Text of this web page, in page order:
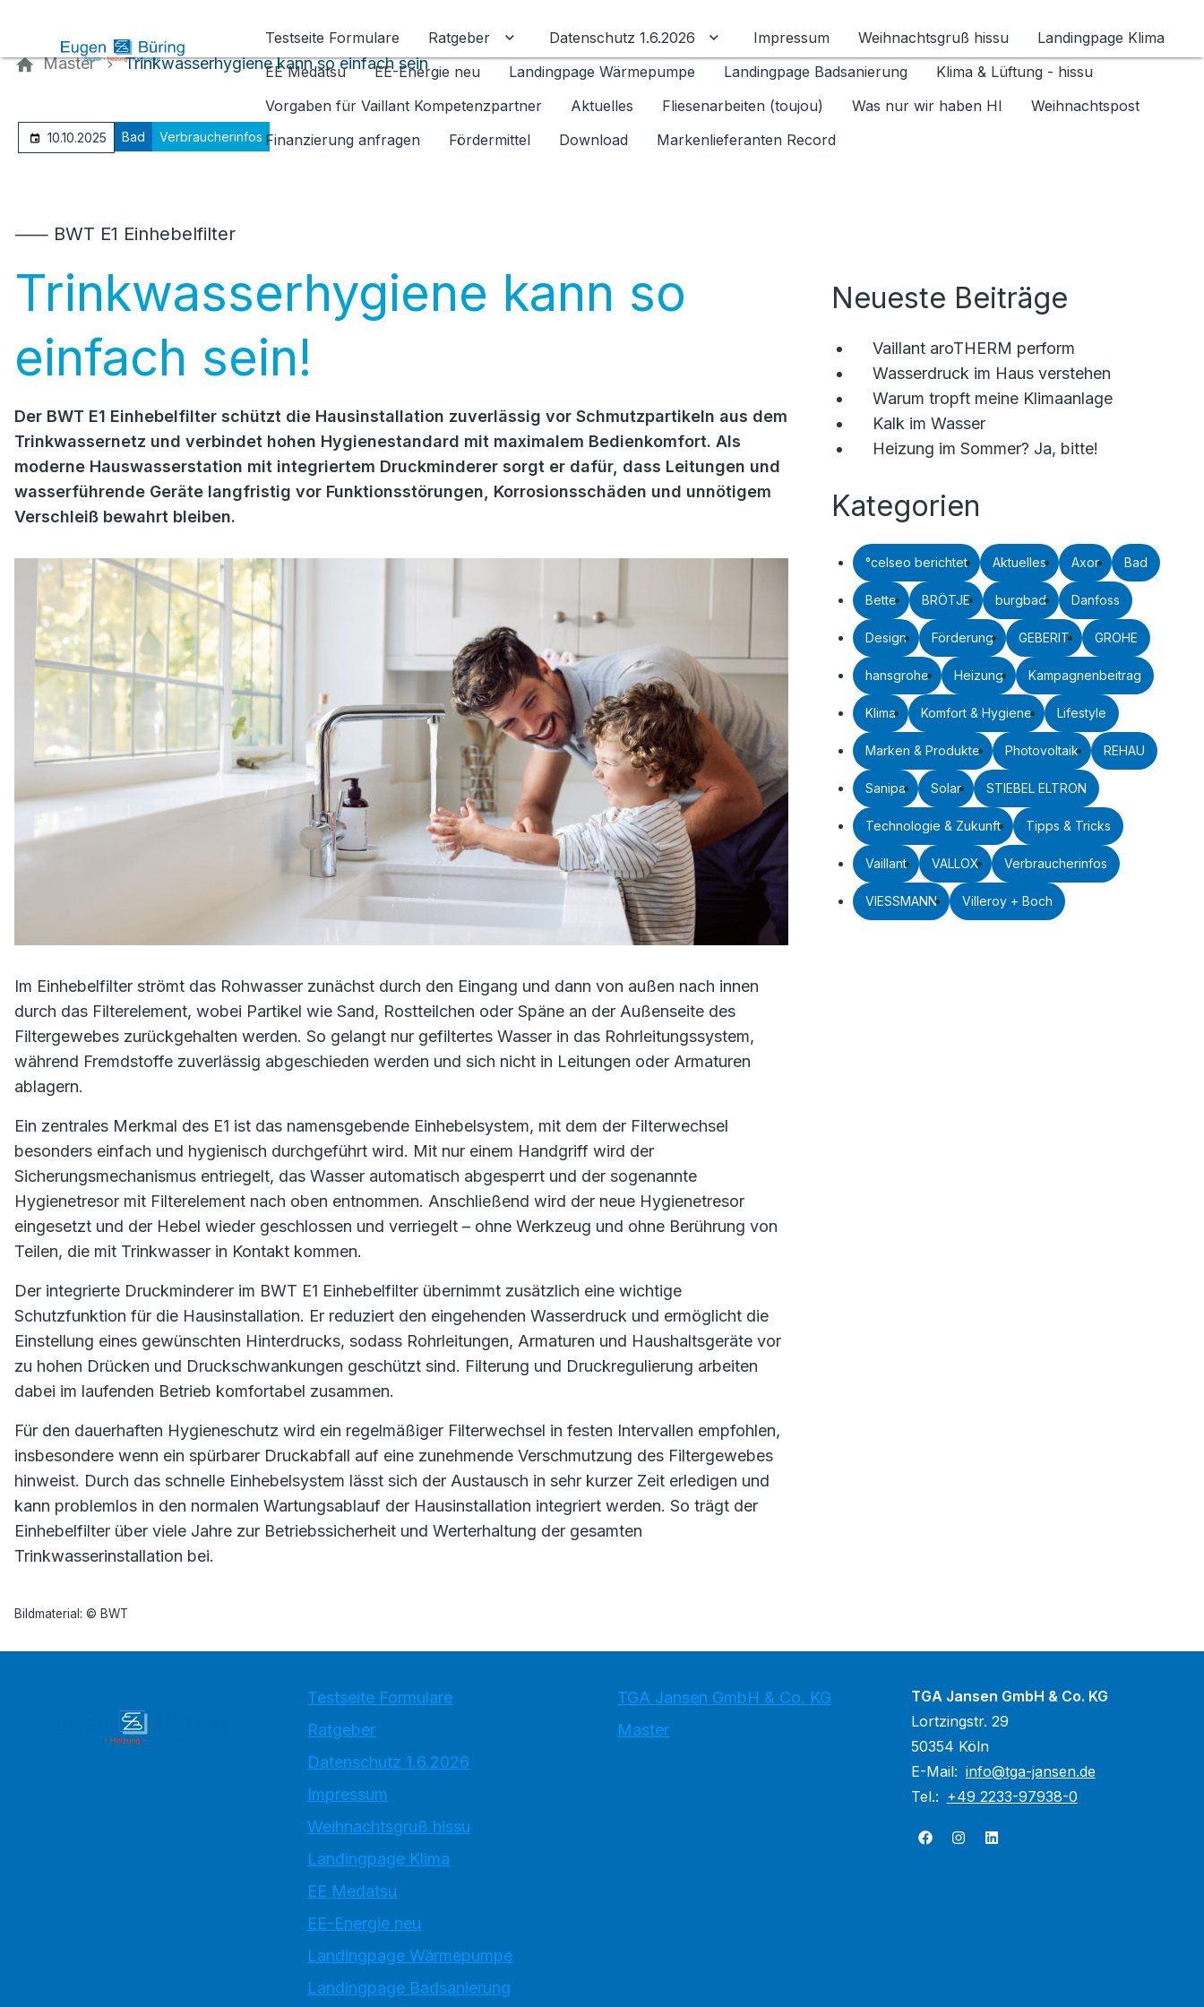
Testseite Formulare
Ratgeber Untermenü für Ratgeber umschalten
Datenschutz 1.6.2026 Untermenü für Datenschutz 1.6.2026 umschalten
Impressum Weihnachtsgruß hissu
Landingpage Klima
EE Medatsu
EE-Energie neu Landingpage Wärmepumpe Landingpage Badsanierung
Klima & Lüftung - hissu
Vorgaben für Vaillant Kompetenzpartner
Aktuelles Fliesenarbeiten (toujou) Was nur wir haben HI
Weihnachtspost
Finanzierung anfragen
Fördermittel Download Markenlieferanten Record
Master Trinkwasserhygiene kann so einfach sein
10.10.2025 Bad Verbraucherinfos
⸺ BWT E1 Einhebelfilter
Trinkwasserhygiene kann so
einfach sein!
Der BWT E1 Einhebelfilter schützt die Hausinstallation zuverlässig vor Schmutzpartikeln aus dem
Trinkwassernetz und verbindet hohen Hygienestandard mit maximalem Bedienkomfort. Als
moderne Hauswasserstation mit integriertem Druckminderer sorgt er dafür, dass Leitungen und
wasserführende Geräte langfristig vor Funktionsstörungen, Korrosionsschäden und unnötigem
Verschleiß bewahrt bleiben.
Im Einhebelfilter strömt das Rohwasser zunächst durch den Eingang und dann von außen nach innen
durch das Filterelement, wobei Partikel wie Sand, Rostteilchen oder Späne an der Außenseite des
Filtergewebes zurückgehalten werden. So gelangt nur gefiltertes Wasser in das Rohrleitungssystem,
während Fremdstoffe zuverlässig abgeschieden werden und sich nicht in Leitungen oder Armaturen
ablagern.
Ein zentrales Merkmal des E1 ist das namensgebende Einhebelsystem, mit dem der Filterwechsel
besonders einfach und hygienisch durchgeführt wird. Mit nur einem Handgriff wird der
Sicherungsmechanismus entriegelt, das Wasser automatisch abgesperrt und der sogenannte
Hygienetresor mit Filterelement nach oben entnommen. Anschließend wird der neue Hygienetresor
eingesetzt und der Hebel wieder geschlossen und verriegelt – ohne Werkzeug und ohne Berührung von
Teilen, die mit Trinkwasser in Kontakt kommen.
Der integrierte Druckminderer im BWT E1 Einhebelfilter übernimmt zusätzlich eine wichtige
Schutzfunktion für die Hausinstallation. Er reduziert den eingehenden Wasserdruck und ermöglicht die
Einstellung eines gewünschten Hinterdrucks, sodass Rohrleitungen, Armaturen und Haushaltsgeräte vor
zu hohen Drücken und Druckschwankungen geschützt sind. Filterung und Druckregulierung arbeiten
dabei im laufenden Betrieb komfortabel zusammen.
Für den dauerhaften Hygieneschutz wird ein regelmäßiger Filterwechsel in festen Intervallen empfohlen,
insbesondere wenn ein spürbarer Druckabfall auf eine zunehmende Verschmutzung des Filtergewebes
hinweist. Durch das schnelle Einhebelsystem lässt sich der Austausch in sehr kurzer Zeit erledigen und
kann problemlos in den normalen Wartungsablauf der Hausinstallation integriert werden. So trägt der
Einhebelfilter über viele Jahre zur Betriebssicherheit und Werterhaltung der gesamten
Trinkwasserinstallation bei.
Bildmaterial: © BWT
Neueste Beiträge
Vaillant aroTHERM perform
Wasserdruck im Haus verstehen
Warum tropft meine Klimaanlage
Kalk im Wasser
Heizung im Sommer? Ja, bitte!
Kategorien
°celseo berichtet Aktuelles Axor Bad
Bette BRÖTJE burgbad Danfoss
Design Förderung GEBERIT GROHE
hansgrohe Heizung Kampagnenbeitrag
Klima Komfort & Hygiene Lifestyle
Marken & Produkte Photovoltaik REHAU
Sanipa Solar STIEBEL ELTRON
Technologie & Zukunft Tipps & Tricks
Vaillant VALLOX Verbraucherinfos
VIESSMANN Villeroy + Boch
Testseite Formulare
Ratgeber
Datenschutz 1.6.2026
Impressum
Weihnachtsgruß hissu
Landingpage Klima
EE Medatsu
EE-Energie neu
Landingpage Wärmepumpe
Landingpage Badsanierung
TGA Jansen GmbH & Co. KG
Master
TGA Jansen GmbH & Co. KG
Lortzingstr. 29
50354 Köln
E-Mail: info@tga-jansen.de
Tel.: +49 2233-97938-0